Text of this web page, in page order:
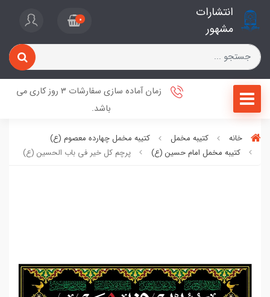
انتشارات
مشهور
0
زمان آماده سازی سفارشات 3 روز کاری می
باشد.
خانه کتیبه مخمل
کتیبه مخمل چهارده معصوم (ع)
کتیبه مخمل امام حسین (ع)
پرچم کل خیر فی باب الحسین (ع)